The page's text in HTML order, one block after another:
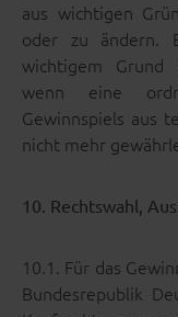
aus wichtigen
oder zu ändern.
wichtigem Grund
wenn eine
Gewinnspiels aus
nicht mehr
10. Rechtswahl,
10.1. Für das
Bundesrepublik